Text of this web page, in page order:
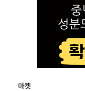
마켓